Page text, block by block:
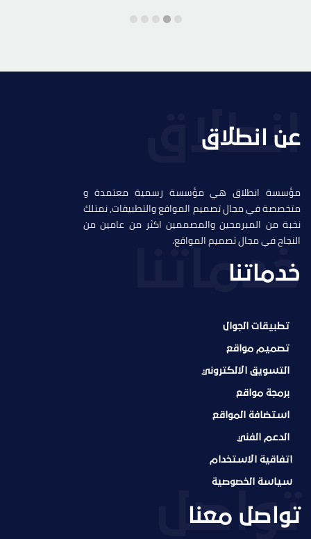
عن انطلاق
مؤسسة انطلاق هي مؤسسة رسمية معتمدة و
متخصصة في مجال تصميم المواقع والتطبيقات, نمتلك
نخبة من المبرمحين والمصممين اكثر من عامين من
النجاح في مجال تصميم المواقع.
خدماتنا
تطبيقات الجوال
تصميم مواقع
التسويق الالكتروني
برمجة مواقع
استضافة المواقع
الدعم الفني
اتفاقية الاستخدام
سياسة الخصوصية
تواصل معنا